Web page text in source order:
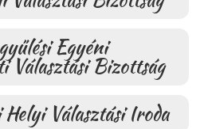
Egyéni
Választási Bizottság
Választási Iroda